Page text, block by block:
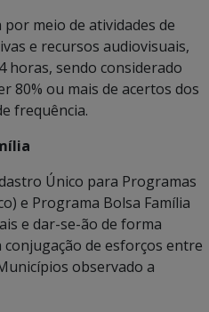
por meio de atividades de
e recursos audiovisuais,
horas, sendo considerado
80% ou mais de acertos dos
frequência.
Único para Programas
e Programa Bolsa Família
e dar-se-ão de forma
de esforços entre
observado a